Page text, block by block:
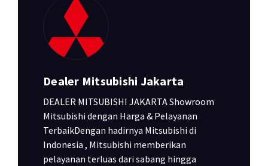
Dealer Mitsubishi Jakarta
DEALER MITSUBISHI JAKARTA Showroom
Mitsubishi dengan Harga & Pelayanan
TerbaikDengan hadirnya Mitsubishi di
Indonesia , Mitsubishi memberikan
pelayanan terluas dari sabang hingga